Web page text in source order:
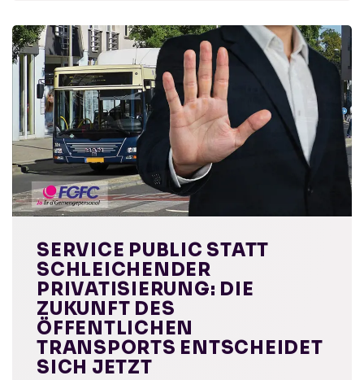
SERVICE PUBLIC STATT
SCHLEICHENDER
PRIVATISIERUNG: DIE
ZUKUNFT DES
ÖFFENTLICHEN
TRANSPORTS ENTSCHEIDET
SICH JETZT